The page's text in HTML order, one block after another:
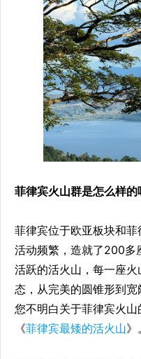
菲律宾火山群是怎么样的
菲律宾位于欧亚板块和
活动频繁，造就了200多
活跃的活火山，每一座
态，从完美的圆锥形到
您不明白关于菲律宾火
《菲律宾最矮的活火山》。